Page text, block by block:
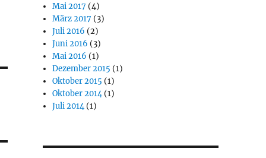
Mai 2017 (4)
März 2017 (3)
Juli 2016 (2)
Juni 2016 (3)
Mai 2016 (1)
Dezember 2015 (1)
Oktober 2015 (1)
Oktober 2014(1)
Juli 2014(1)